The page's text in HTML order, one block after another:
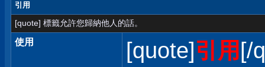
引用
[quote] 標籤允許您歸納他人的話。
使用 [quote] 引用 [/